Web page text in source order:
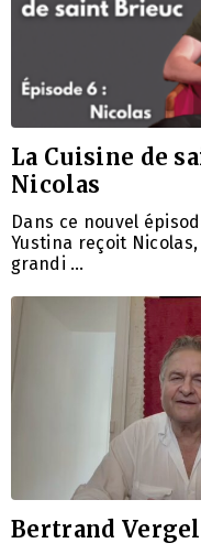
La Cuisine de
Nicolas
Dans ce nouvel
Yustina reçoit
grandi …
Bertrand